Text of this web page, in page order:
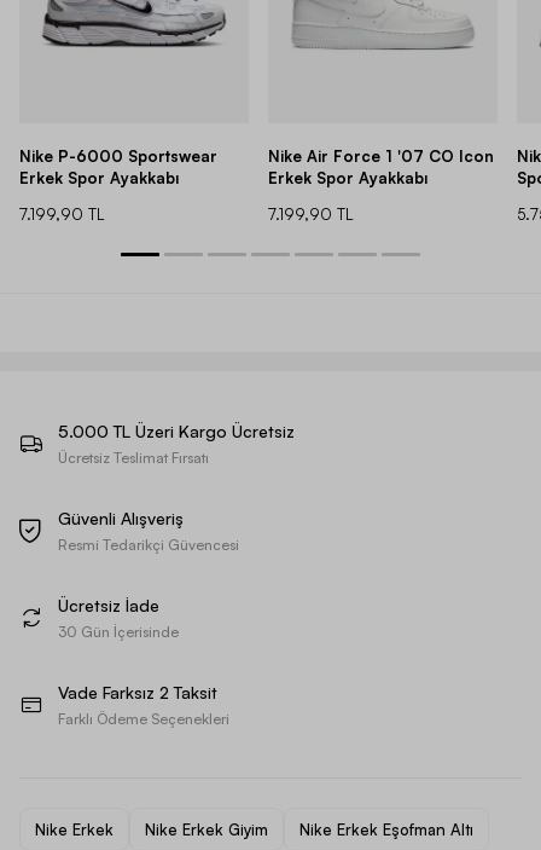
Nike P-6000 Sportswear
Erkek Spor Ayakkabı
7.199,90 TL
Nike Air Force 1 '07 CO Icon
Erkek Spor Ayakkabı
7.199,90 TL
5.000 TL Üzeri Kargo Ücretsiz
Ücretsiz Teslimat Fırsatı
Güvenli Alışveriş
Resmi Tedarikçi Güvencesi
Ücretsiz İade
30 Gün İçerisinde
Vade Farksız 2 Taksit
Farklı Ödeme Seçenekleri
Nike Erkek Nike Erkek Giyim Nike Erkek Eşofman Altı